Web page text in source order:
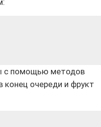
с помощью методов
конец очереди и фрукт